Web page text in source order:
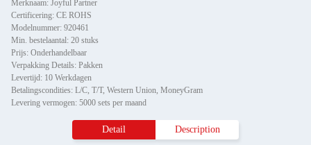
Merknaam: Joyful Partner
Certificering: CE ROHS
Modelnummer: 920461
Min. bestelaantal: 20 stuks
Prijs: Onderhandelbaar
Verpakking Details: Pakken
Levertijd: 10 Werkdagen
Betalingscondities: L/C, T/T, Western Union, MoneyGram
Levering vermogen: 5000 sets per maand
Detail Description